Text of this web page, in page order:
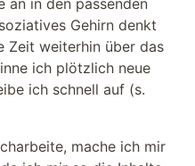
an in den passenden
Gehirn denkt
Zeit weiterhin über das
ich plötzlich neue
ich schnell auf (s.
mache ich mir